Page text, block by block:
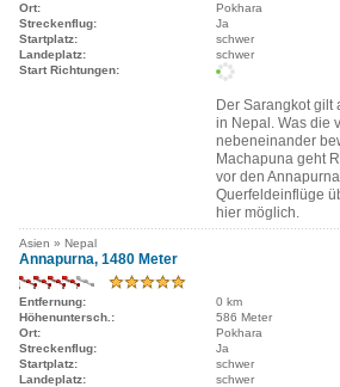
Ort:
Pokhara
Streckenflug:
Ja
Startplatz:
schwer
Landeplatz:
schwer
Start Richtungen:
Der Sarangkot gilt
in Nepal. Was die
nebeneinander
Machapuna geht
vor den
Querfeldeinflüge
hier möglich.
Asien » Nepal
Annapurna, 1480 Meter
Entfernung:
0 km
Höhenuntersch.:
586 Meter
Ort:
Pokhara
Streckenflug:
Ja
Startplatz:
schwer
Landeplatz:
schwer